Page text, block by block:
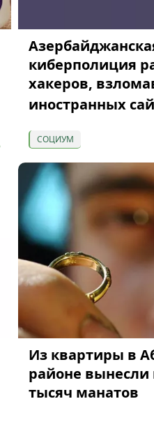
киберполиция
хакеров,
иностранных
СОЦИУМ
Из квартиры в
районе
тысяч манатов